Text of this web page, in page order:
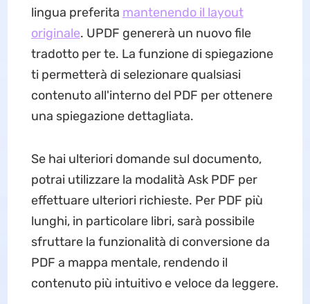
lingua preferita mantenendo il layout
originale. UPDF genererà un nuovo file
tradotto per te. La funzione di spiegazione
ti permetterà di selezionare qualsiasi
contenuto all'interno del PDF per ottenere
una spiegazione dettagliata.
Se hai ulteriori domande sul documento,
potrai utilizzare la modalità Ask PDF per
effettuare ulteriori richieste. Per PDF più
lunghi, in particolare libri, sarà possibile
sfruttare la funzionalità di conversione da
PDF a mappa mentale, rendendo il
contenuto più intuitivo e veloce da leggere.